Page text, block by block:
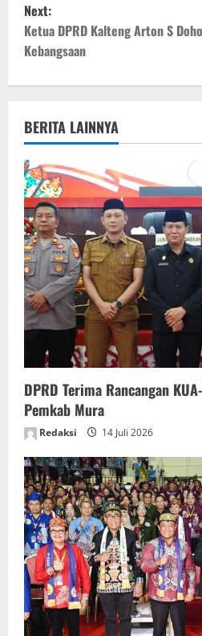
s
t
n
a
v
i
g
a
t
i
n
Next:
Ketua DPRD Kalteng Arton S
Kebangsaan
BERITA LAINNYA
DPRD Terima Rancangan
Pemkab Mura
Redaksi 14 Juli 2026